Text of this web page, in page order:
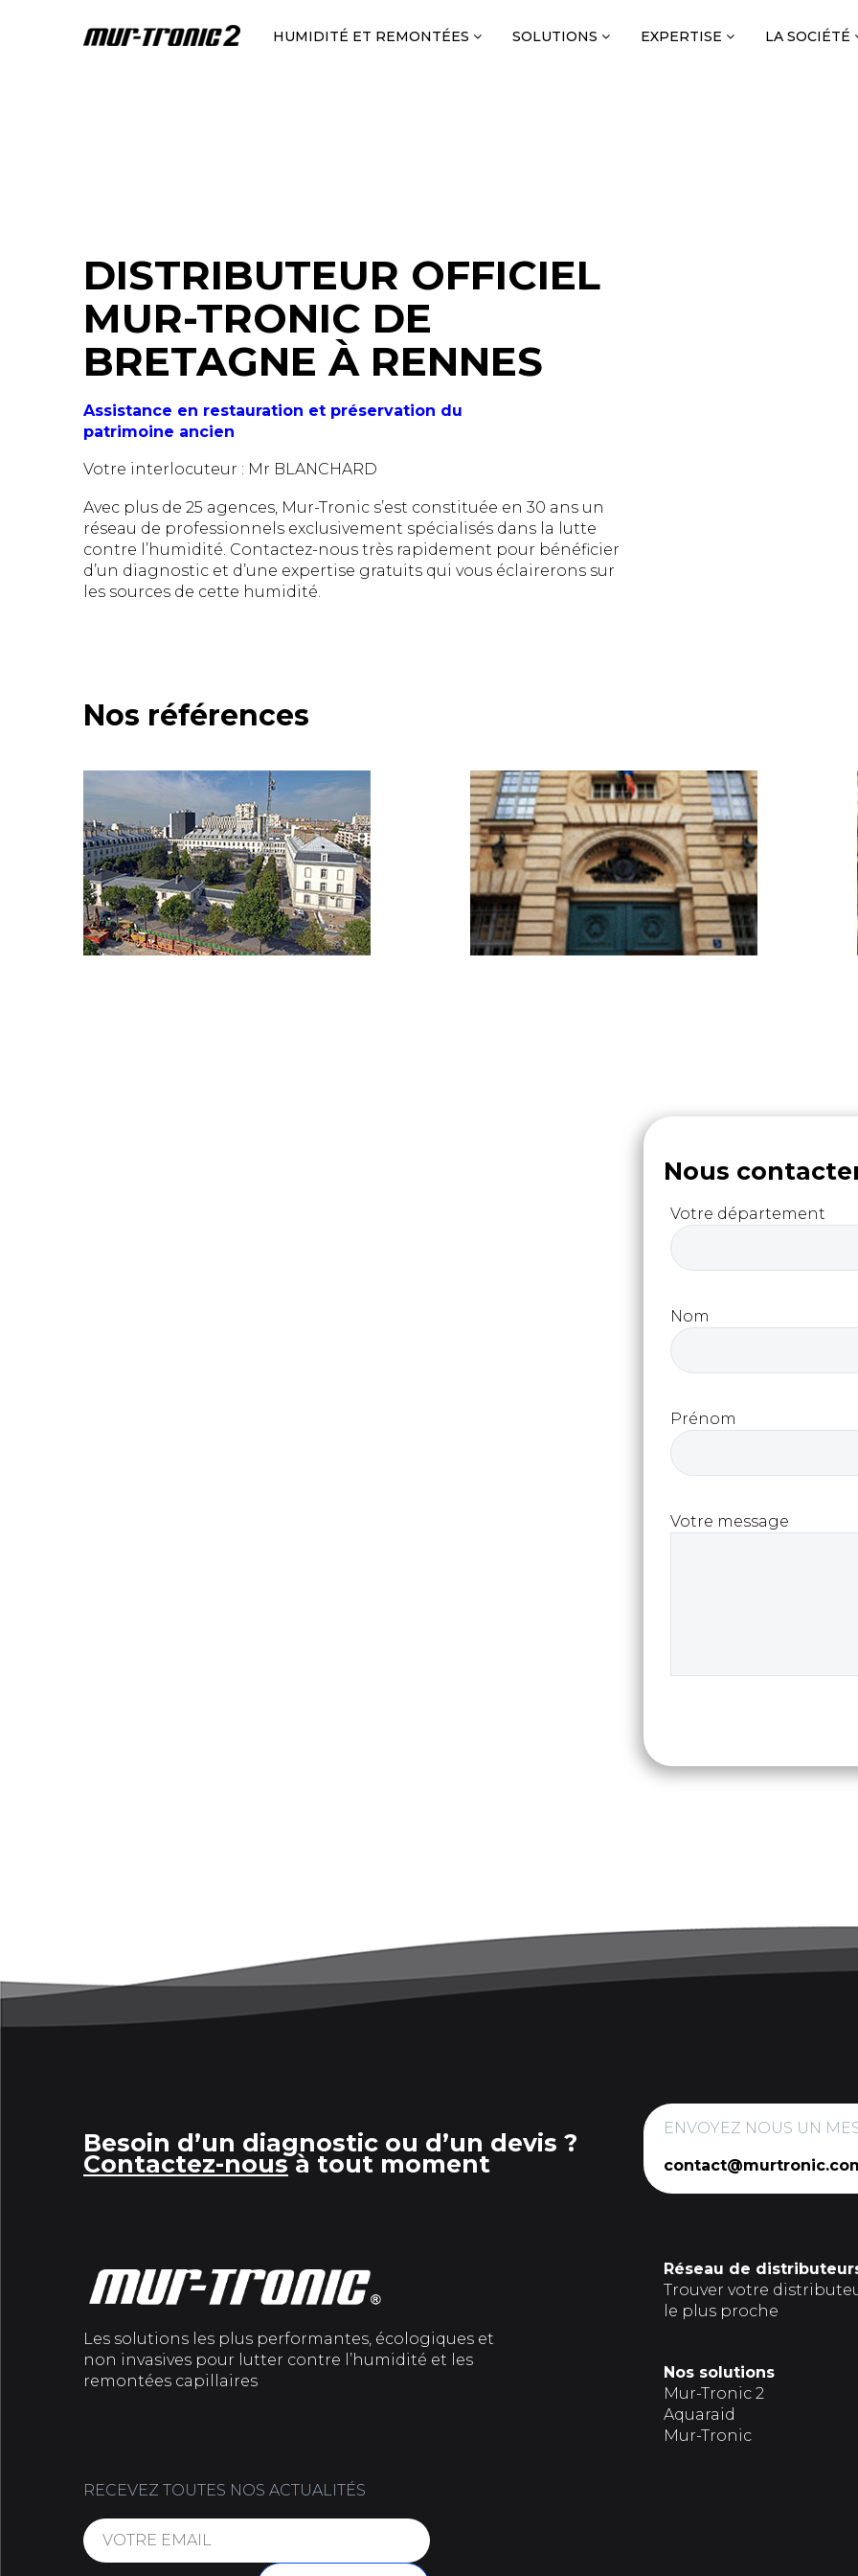
HUMIDITÉ ET REMONTÉES SOLUTIONS EXPERTISE LA SOCIÉTÉ
DISTRIBUTEUR OFFICIEL
MUR-TRONIC DE
BRETAGNE À RENNES
Assistance en restauration et préservation du
patrimoine ancien
Votre interlocuteur : Mr BLANCHARD
Avec plus de 25 agences, Mur-Tronic s’est constituée en 30 ans un
réseau de professionnels exclusivement spécialisés dans la lutte
contre l’humidité. Contactez-nous très rapidement pour bénéficier
d’un diagnostic et d’une expertise gratuits qui vous éclairerons sur
les sources de cette humidité.
Nos références
Nous
Votre département
Nom
Prénom
Votre message
Besoin d’un diagnostic ou d’un devis ?
Contactez-nousà tout moment
ENVOYEZ NOUS UN
Les solutions les plus performantes, écologiques et
non invasives pour lutter contre l’humidité et les
remontées capillaires
Réseau de
Trouver votre
le plus proche
Nos solutions
Mur-Tronic 2
Aquaraid
Mur-Tronic
RECEVEZ TOUTES NOS ACTUALITÉS